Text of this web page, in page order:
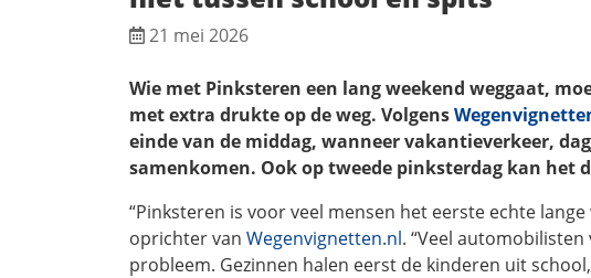
21 mei 2026
Wie met Pinksteren een lang weekend weggaat,
met extra drukte op de weg. Volgens
einde van de middag, wanneer vakantieverkeer,
samenkomen. Ook op tweede pinksterdag kan
“Pinksteren is voor veel mensen het eerste echte
oprichter van Wegenvignetten.nl. “Veel
probleem. Gezinnen halen eerst de kinderen uit